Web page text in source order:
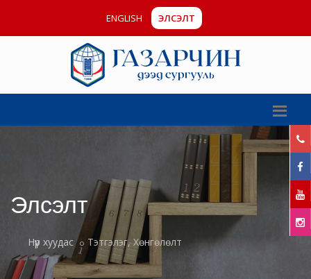
ENGLISH ЭЛСЭЛТ
Элсэлт
Нүүр хуудас Тэтгэлэг, Хөнгөлөлт